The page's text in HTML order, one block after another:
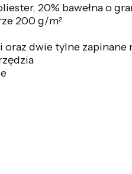
20% bawełna o
200 g/m²
dwie tylne zapinane